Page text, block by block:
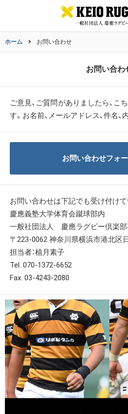
ホーム お問い合わせ
お問い合わ
ご意見、ご質問がありましたら、こ
す。 お名前、メールアドレス、件名、
お問い合わせフォ
お問い合わせは下記でも受け付けて
慶應義塾大学体育会蹴球部内
一般社団法人 慶應ラグビー倶楽部
〒223-0062 神奈川県横浜市港北区
担当者：植月素子
Tel. 070-1372-6652
Fax. 03‐4243-2080